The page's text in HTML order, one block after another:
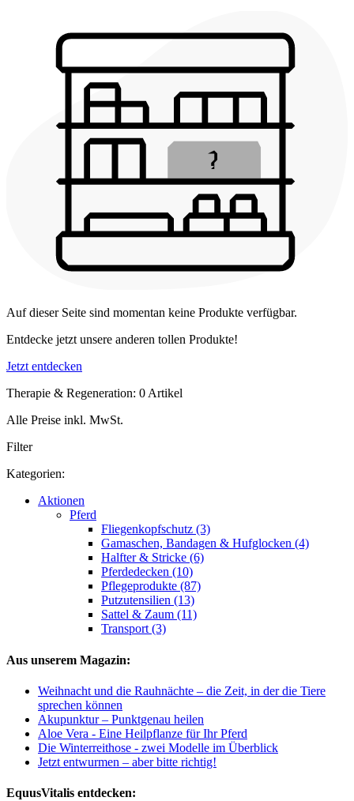
Auf dieser Seite sind momentan keine Produkte verfügbar.
Entdecke jetzt unsere anderen tollen Produkte!
Jetzt entdecken
Therapie & Regeneration: 0 Artikel
Alle Preise inkl. MwSt.
Filter
Kategorien:
Aktionen
Pferd
Fliegenkopfschutz (3)
Gamaschen, Bandagen & Hufglocken (4)
Halfter & Stricke (6)
Pferdedecken (10)
Pflegeprodukte (87)
Putzutensilien (13)
Sattel & Zaum (11)
Transport (3)
Aus unserem Magazin:
Weihnacht und die Rauhnächte – die Zeit, in der die Tiere
sprechen können
Akupunktur – Punktgenau heilen
Aloe Vera - Eine Heilpflanze für Ihr Pferd
Die Winterreithose - zwei Modelle im Überblick
Jetzt entwurmen – aber bitte richtig!
EquusVitalis entdecken: